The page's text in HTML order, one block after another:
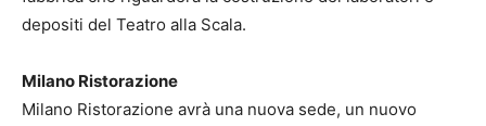
depositi del Teatro alla Scala.
Milano Ristorazione
Milano Ristorazione avrà una nuova sede, un nuovo